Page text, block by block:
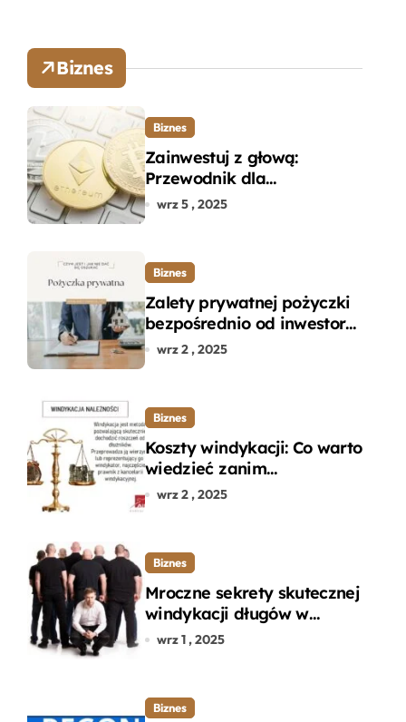
Biznes
Biznes
Zainwestuj z głową:
Przewodnik dla
początkujących w zakupie
wrz 5 , 2025
Biznes
Zalety prywatnej pożyczki
bezpośrednio od inwestora
– dlaczego warto?
wrz 2 , 2025
Biznes
Koszty windykacji: Co warto
wiedzieć zanim
zdecydujesz się na
wrz 2 , 2025
Biznes
Mroczne sekrety skutecznej
windykacji długów w
departamencie windykacji
wrz 1 , 2025
Biznes